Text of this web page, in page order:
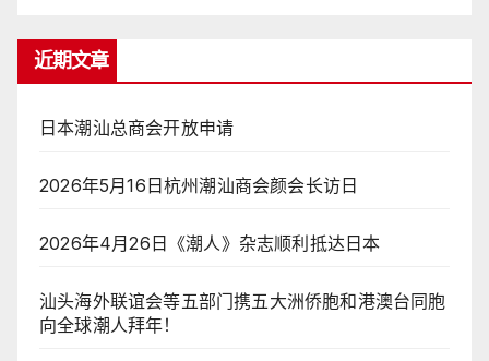
近期文章
日本潮汕总商会开放申请
2026年5月16日杭州潮汕商会颜会长访日
2026年4月26日《潮人》杂志顺利抵达日本
汕头海外联谊会等五部门携五大洲侨胞和港澳台同胞
向全球潮人拜年！